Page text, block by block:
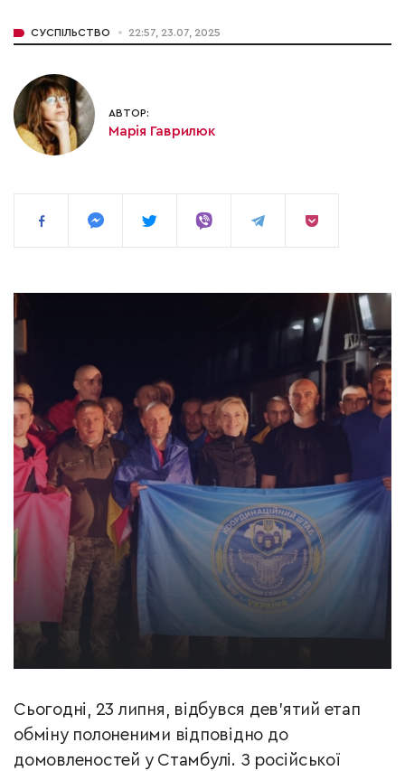
СУСПІЛЬСТВО 22:57, 23.07, 2025
АВТОР:
Марія Гаврилюк
Сьогодні, 23 липня, відбувся дев’ятий етап
обміну полоненими відповідно до
домовленостей у Стамбулі. З російської